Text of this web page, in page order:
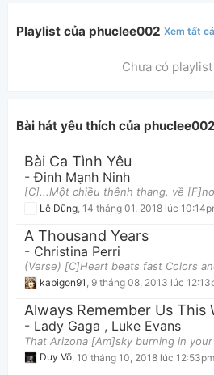
Bài hát đã đăng
Playlist của phuclee002 Xem tất cả
Chưa có
Bài hát yêu thích của phuclee002
Bài Ca Tình Yêu
-Đinh Mạnh Ninh
Lê Dũng, 14 tháng 01, 2018 lúc
A Thousand Years
- Christina Perri
kabigon91 , 9 tháng 08, 2013 lúc
Always Remember Us This
- Lady Gaga , Luke Evans
Duy Võ 10 tháng 10, 2018 lúc 12:53pm